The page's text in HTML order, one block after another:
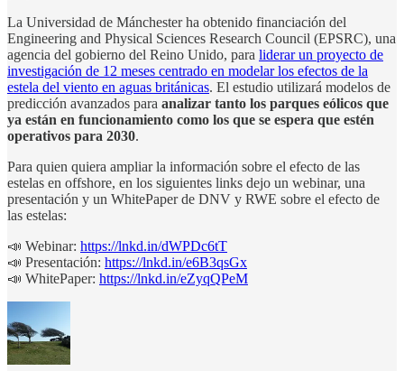
La Universidad de Mánchester ha obtenido financiación del
Engineering and Physical Sciences Research Council (EPSRC), una
agencia del gobierno del Reino Unido, para liderar un proyecto de
investigación de 12 meses centrado en modelar los efectos de la
estela del viento en aguas británicas. El estudio utilizará modelos de
predicción avanzados para analizar tanto los parques eólicos que
ya están en funcionamiento como los que se espera que estén
operativos para 2030.
Para quien quiera ampliar la información sobre el efecto de las
estelas en offshore, en los siguientes links dejo un webinar, una
presentación y un WhitePaper de DNV y RWE sobre el efecto de
las estelas:
📣 Webinar: https://lnkd.in/dWPDc6tT
📣 Presentación: https://lnkd.in/e6B3qsGx
📣 WhitePaper: https://lnkd.in/eZyqQPeM